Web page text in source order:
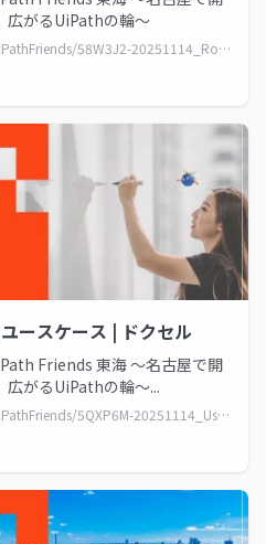
広がるUiPathの輪～
https://www.docswell.com/s/UiPathFriends/58W3J2-20251114_RoadtoAIAgent
ースケース | ドクセル
Friends 東海 ～名古屋で開
広がるUiPathの輪～...
https://www.docswell.com/s/UiPathFriends/5QXP6M-20251114_UseCases